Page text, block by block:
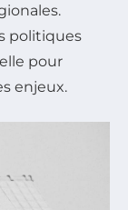
politiques
pour
enjeux.